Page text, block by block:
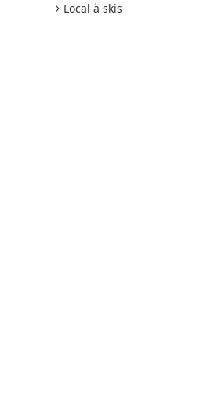
Local à skis